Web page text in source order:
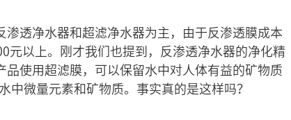
透净水器和超滤净水器为主，由于反渗透膜成本
元以上。刚才我们也提到，反渗透净水器的净化精
使用超滤膜，可以保留水中对人体有益的矿物质
微量元素和矿物质。事实真的是这样吗？